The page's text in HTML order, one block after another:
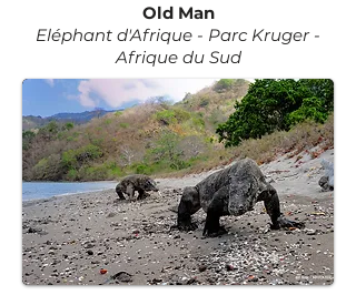
Old Man
Eléphant d'Afrique - Parc Kruger -
Afrique du Sud